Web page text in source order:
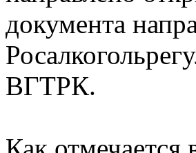
документа
ВГТРК.